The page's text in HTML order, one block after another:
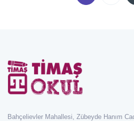
Bahçelievler Mahallesi, Zübeyde Hanım